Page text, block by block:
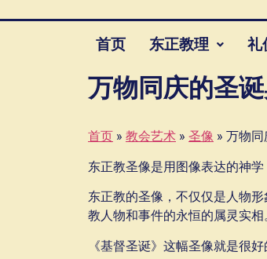
首页 东正教理 礼
万物同庆的圣
首页 » 教会艺术 » 圣像 » 万物同
东正教圣像是用图像表达的神学
东正教的圣像，不仅仅是人物
教人物和事件的永恒的属灵实相
《基督圣诞》这幅圣像就是很好